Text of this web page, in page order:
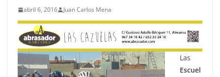
abril 6, 2016 Juan Carlos Mena
Las
Escuel